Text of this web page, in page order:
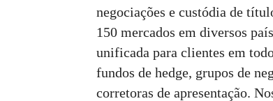
negociações e custódia de
150 mercados em diversos
unificada para clientes em
fundos de hedge, grupos de
corretoras de apresentação.